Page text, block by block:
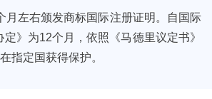
月左右颁发商标国际注册证明。自国际
》为12个月，依照《马德里议定书》
指定国获得保护。